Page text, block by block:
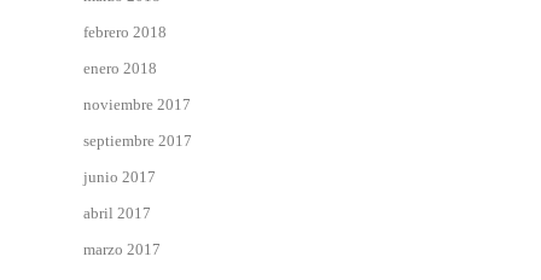
febrero 2018
enero 2018
noviembre 2017
septiembre 2017
junio 2017
abril 2017
marzo 2017